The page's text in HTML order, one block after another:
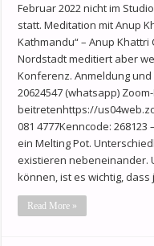
Februar 2022 nicht im
statt. Meditation mit Anup
Kathmandu“ – Anup
Nordstadt meditiert aber
Konferenz. Anmeldung
20624547 (whatsapp)
beitretenhttps://
081 4777Kenncode:
ein Melting Pot.
existieren nebeneinander.
können, ist es wichtig,
Read More »